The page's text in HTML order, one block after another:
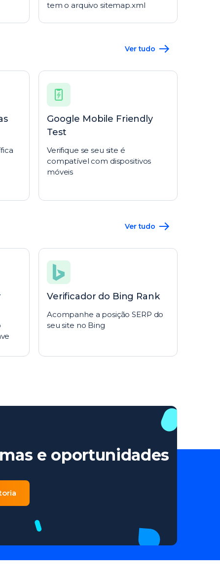
tem o arquivo sitemap.xml
Ver tudo
Google Mobile Friendly
Test
Verifique se seu site é
compatível com dispositivos
móveis
Ver tudo
Verificador do Bing Rank
Acompanhe a posição SERP do
seu site no Bing
e oportunidades